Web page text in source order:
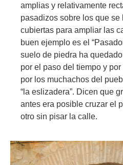
amplias y relativamente
pasadizos sobre los que
cubiertas para ampliar las
buen ejemplo es el
suelo de piedra ha
por el paso del tiempo y
por los muchachos del
“la eslizadera”. Dicen que
antes era posible cruzar el
otro sin pisar la calle.